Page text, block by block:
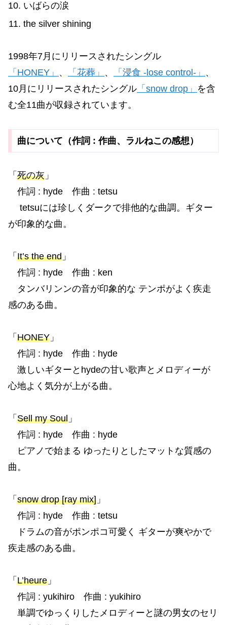
いばらの涙
the silver shining
1998年7月にリリースされたシングル
「HONEY」 、 「花葬」 、 「浸食 -lose control-」 、
10月にリリースされたシングル 「snow drop」 を含
む全11曲が収録されています。
曲について（作詞 : 作曲、ラルねこの感想）
「 死の灰 」
作詞 : hyde 作曲 : tetsu
tetsuには珍しくダークで排他的な曲調。ギター
が印象的な曲。
「 It’s the end 」
作詞 : hyde 作曲 : ken
タンバリンンの音が印象的な テンポがよく疾走
感のある曲。
「 HONEY 」
作詞 : hyde 作曲 : hyde
激しいギターとhydeの甘い歌声とメロディーが
心地よく気分が上がる曲。
「 Sell my Soul 」
作詞 : hyde 作曲 : hyde
ピアノで始まる ゆったりとしたマットな質感の
曲。
「 snow drop [ray mix] 」
作詞 : hyde 作曲 : tetsu
ドラムの音がポンポコ可愛く ギターが爽やかで
疾走感のある曲。
「 L’heure 」
作詞 : yukihiro 作曲 : yukihiro
単調でゆっくりしたメロディーと謎の男女のセリ